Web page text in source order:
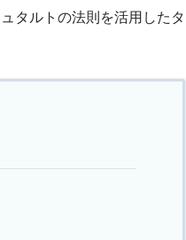
タルトの法則を活用したタ